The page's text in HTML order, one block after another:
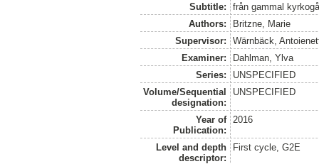
Subtitle:
från gammal
Authors:
Britzne, Marie
Supervisor:
Wärnbäck,
Examiner:
Dahlman, Ylva
Series:
UNSPECIFIED
Volume/Sequential
designation:
UNSPECIFIED
Year of
Publication:
2016
Level and depth
descriptor:
First cycle, G2E